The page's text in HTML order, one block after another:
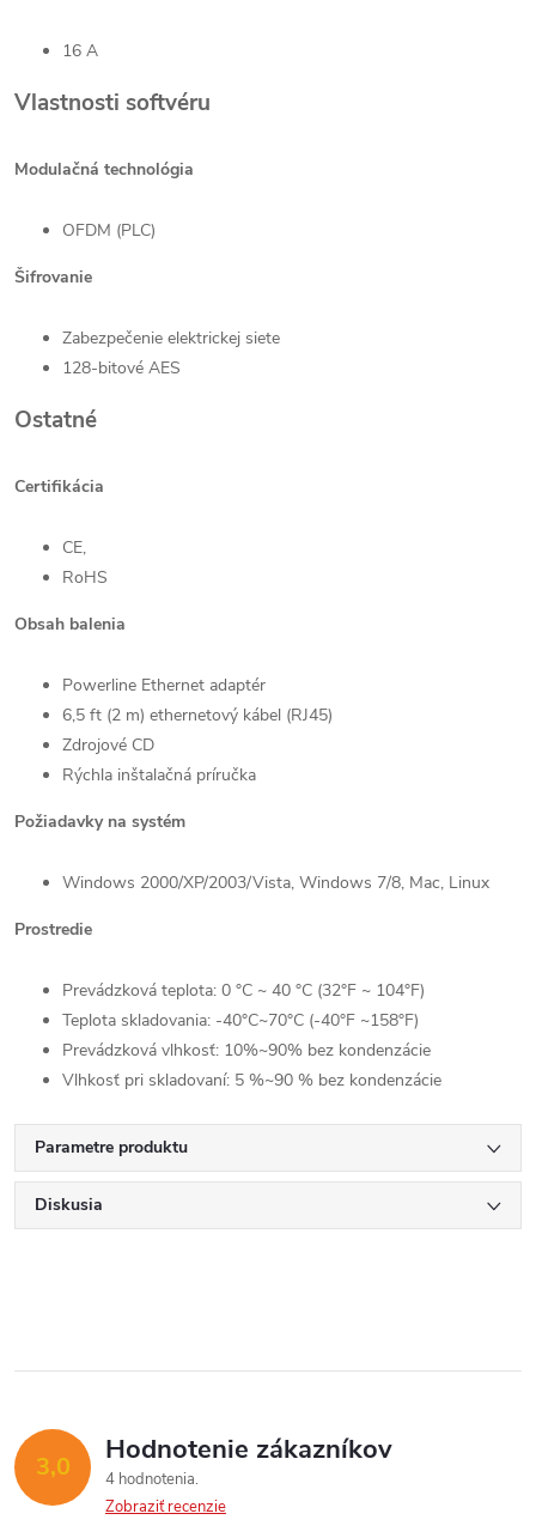
16 A
Vlastnosti softvéru
Modulačná technológia
OFDM (PLC)
Šifrovanie
Zabezpečenie elektrickej siete
128-bitové AES
Ostatné
Certifikácia
CE,
RoHS
Obsah balenia
Powerline Ethernet adaptér
6,5 ft (2 m) ethernetový kábel (RJ45)
Zdrojové CD
Rýchla inštalačná príručka
Požiadavky na systém
Windows 2000/XP/2003/Vista, Windows 7/8, Mac, Linux
Prostredie
Prevádzková teplota: 0 °C ~ 40 °C (32°F ~ 104°F)
Teplota skladovania: -40°C~70°C (-40°F ~158°F)
Prevádzková vlhkosť: 10%~90% bez kondenzácie
Vlhkosť pri skladovaní: 5 %~90 % bez kondenzácie
Parametre produktu
Diskusia
3,0 Hodnotenie zákazníkov
4 hodnotenia
Zobraziť recenzie
Send